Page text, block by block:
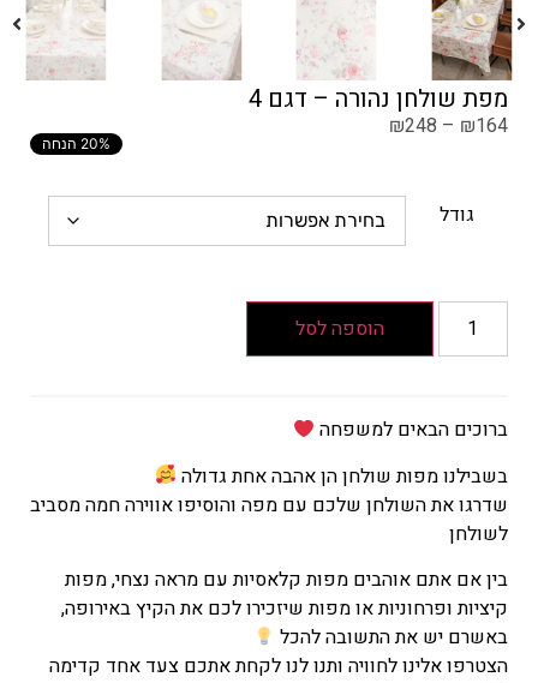
מפת שולחן נהורה – דגם 4
₪164
–
₪248
20% הנחה
גודל
הוספה לסל
ברוכים הבאים למשפחה
בשבילנו מפות שולחן הן אהבה אחת גדולה
שדרגו את השולחן שלכם עם מפה והוסיפו אווירה חמה מסביב
לשולחן
בין אם אתם אוהבים מפות קלאסיות עם מראה נצחי, מפות
קיציות ופרחוניות או מפות שיזכירו לכם את הקיץ באירופה,
באשרם יש את התשובה להכל
הצטרפו אלינו לחוויה ותנו לנו לקחת אתכם צעד אחד קדימה